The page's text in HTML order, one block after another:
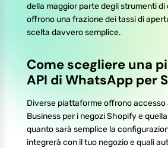
della maggior parte degli strumenti
offrono una frazione dei tassi di
scelta davvero semplice.
Come scegliere una
API di WhatsApp per
Diverse piattaforme offrono accesso
Business per i negozi Shopify e
quanto sarà semplice la
integrerà con il tuo negozio e quali